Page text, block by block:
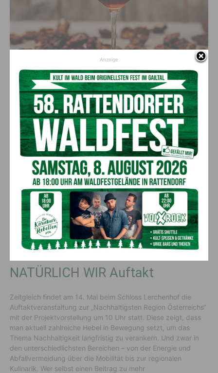
Diese alte Obstbirnensorte hat in Kärnten eine lange Tradition.
Heute ist sie jedoch nur mehr selten zu finden. Um die
Kletzenbirne vor dem Verschwinden zu bewahren, haben sich
ein junger Agrarökonom und ein Biobauer dieser alten Sorte
angenommen und in mühevoller Arbeit die Populationen
gesammelt.
NATÜRLICH WIR Auftakt
Zeitgleich findet am 14. Mai beim Schloss Lerchenhof die
Auftaktveranstaltung zur „Nachhaltigsten Region Österreichs“
mit der Projektvorstellung um 10 Uhr statt. Diese zeigt, dass
man aktuell zahlreiche Hebel in Bewegung setzt, um das
Thema Nachhaltigkeit langfristig zu verankern. Und zwar in
den unterschiedlichsten Bereichen – von der Energie und
Abfallvermeidung über die Mobilität bis zur regionalen
Kulinarik. Wer selbst einen Beitrag zu mehr
Anzeige